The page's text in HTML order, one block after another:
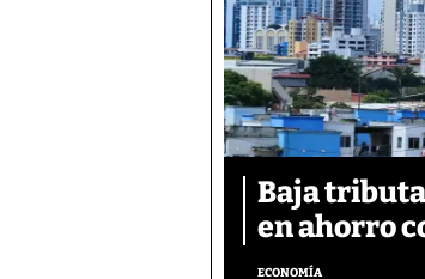
Baja
en ahorro
ECONOMÍA